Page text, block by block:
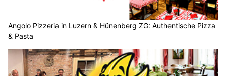
Angolo Pizzeria in Luzern & Hünenberg ZG: Authentische Pizza
& Pasta